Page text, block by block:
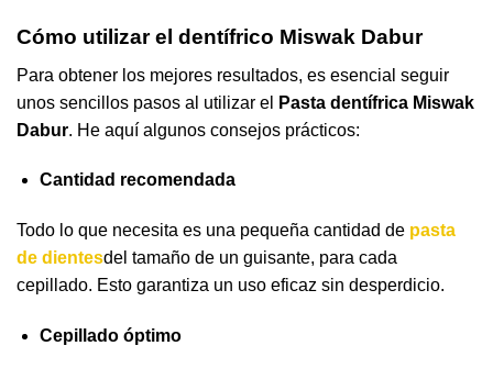
Cómo utilizar el dentífrico Miswak Dabur
Para obtener los mejores resultados, es esencial seguir
unos sencillos pasos al utilizar el
Pasta dentífrica Miswak
Dabur. He aquí algunos consejos prácticos:
Cantidad recomendada
Todo lo que necesita es una pequeña cantidad de pasta
de dientesdel tamaño de un guisante, para cada
cepillado. Esto garantiza un uso eficaz sin desperdicio.
Cepillado óptimo